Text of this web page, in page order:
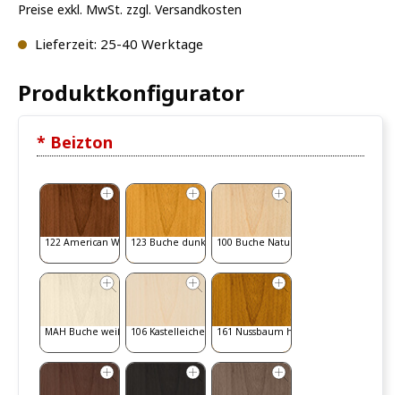
Preise exkl. MwSt. zzgl. Versandkosten
Lieferzeit: 25-40 Werktage
Produktkonfigurator
* Beizton
122 American Walnut123 Buche dunkel 100 Buche Natur
MAH Buche weiß gebeizt106 Kastelleiche 161 Nussbaum hell